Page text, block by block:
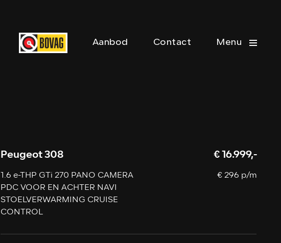
Aanbod Contact Menu
Peugeot 308
1.6 e-THP GTi 270 PANO CAMERA
PDC VOOR EN ACHTER NAVI
STOELVERWARMING CRUISE
CONTROL
€ 16.999,-
€ 296 p/m